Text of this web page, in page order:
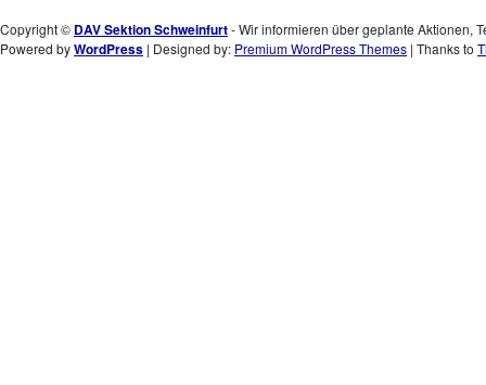
Copyright © DAV Sektion Schweinfurt- Wir informieren über geplante Aktionen,
Powered byWordPress | Designed by: Premium WordPress Themes | Thanks to